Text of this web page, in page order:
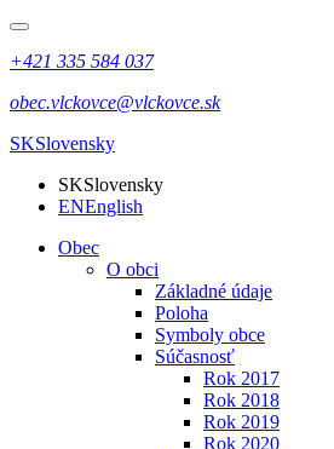
+421 335 584 037
obec.vlckovce@vlckovce.sk
SKSlovensky
SKSlovensky
ENEnglish
Obec
O obci
Základné údaje
Poloha
Symboly obce
Súčasnosť
Rok 2017
Rok 2018
Rok 2019
Rok 2020